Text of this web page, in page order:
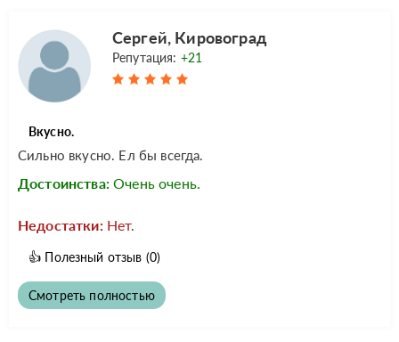
Сергей, Кировоград
Репутация: +21
Вкусно.
Сильно вкусно. Ел бы всегда.
Достоинства: Очень очень.
Недостатки: Нет.
👍 Полезный отзыв (0)
Смотреть полностью